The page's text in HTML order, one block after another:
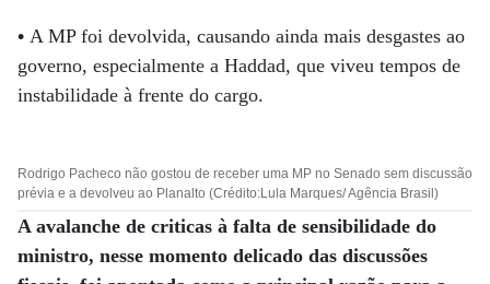
• A MP foi devolvida, causando ainda mais desgastes ao
governo, especialmente a Haddad, que viveu tempos de
instabilidade à frente do cargo.
Rodrigo Pacheco não gostou de receber uma MP no Senado sem discussão
prévia e a devolveu ao Planalto (Crédito:Lula Marques/ Agência Brasil)
A avalanche de criticas à falta de sensibilidade do
ministro, nesse momento delicado das discussões